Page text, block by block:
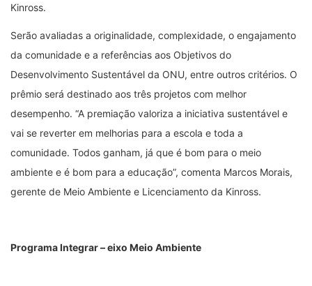
Kinross.
Serão avaliadas a originalidade, complexidade, o engajamento
da comunidade e a referências aos Objetivos do
Desenvolvimento Sustentável da ONU, entre outros critérios. O
prêmio será destinado aos três projetos com melhor
desempenho. “A premiação valoriza a iniciativa sustentável e
vai se reverter em melhorias para a escola e toda a
comunidade. Todos ganham, já que é bom para o meio
ambiente e é bom para a educação”, comenta Marcos Morais,
gerente de Meio Ambiente e Licenciamento da Kinross.
Programa Integrar – eixo Meio Ambiente